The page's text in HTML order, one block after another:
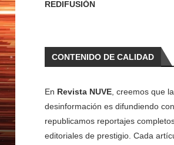
REDIFUSIÓN
CONTENIDO DE CALIDAD
En Revista NUVE, creemos que
desinformación es difundiendo
republicamos reportajes
editoriales de prestigio. Cada